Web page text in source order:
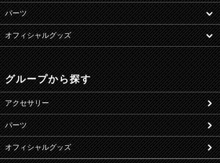
パーツ
オフィシャルグッズ
グループから探す
アクセサリー
パーツ
オフィシャルグッズ